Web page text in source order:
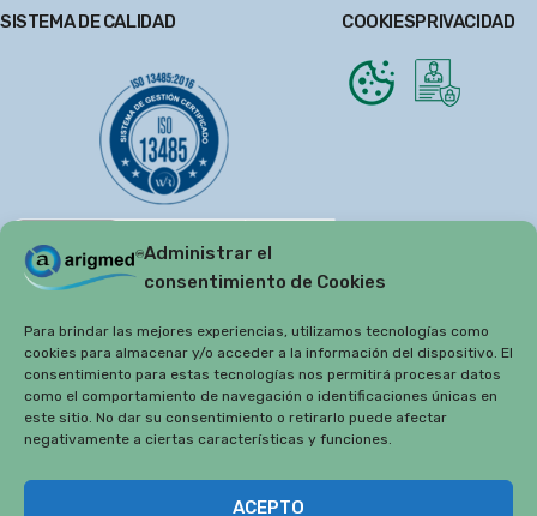
Administrar el
consentimiento de Cookies
Para brindar las mejores experiencias, utilizamos tecnologías como
cookies para almacenar y/o acceder a la información del dispositivo. El
consentimiento para estas tecnologías nos permitirá procesar datos
como el comportamiento de navegación o identificaciones únicas en
este sitio. No dar su consentimiento o retirarlo puede afectar
negativamente a ciertas características y funciones.
ACEPTO
SISTEMA DE CALIDAD COOKIESPRIVACIDAD